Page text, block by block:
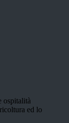
ospitalità
ed lo